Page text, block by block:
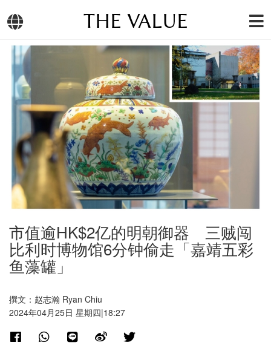
THE VALUE
市值逾HK$2亿的明朝御器 三贼闯
比利时博物馆6分钟偷走「嘉靖五彩
鱼藻罐」
撰文：赵志瀚 Ryan Chiu
2024年04月25日 星期四|18:27